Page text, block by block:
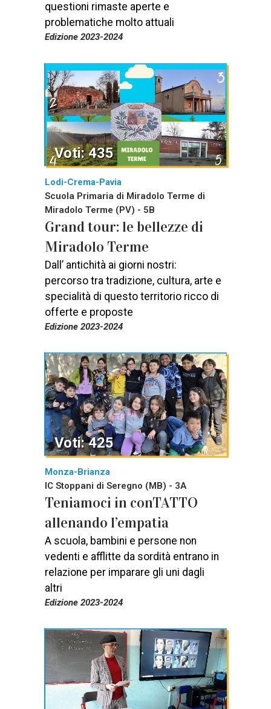
questioni rimaste aperte e
problematiche molto attuali
Edizione 2023-2024
Lodi-Crema-Pavia
Scuola Primaria di Miradolo Terme di
Miradolo Terme (PV) - 5B
Grand tour: le bellezze di
Miradolo Terme
Dall’ antichità ai giorni nostri:
percorso tra tradizione, cultura, arte e
specialità di questo territorio ricco di
offerte e proposte
Edizione 2023-2024
Voti: 435
Monza-Brianza
IC Stoppani di Seregno (MB) - 3A
Teniamoci in conTATTO
allenando l’empatia
A scuola, bambini e persone non
vedenti e afflitte da sordità entrano in
relazione per imparare gli uni dagli
altri
Edizione 2023-2024
Voti: 425